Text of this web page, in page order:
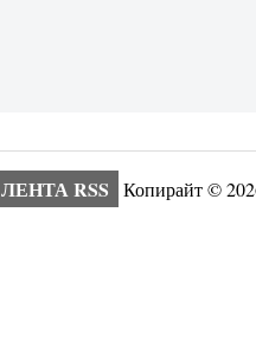
ЛЕНТА RSS Копирайт ©